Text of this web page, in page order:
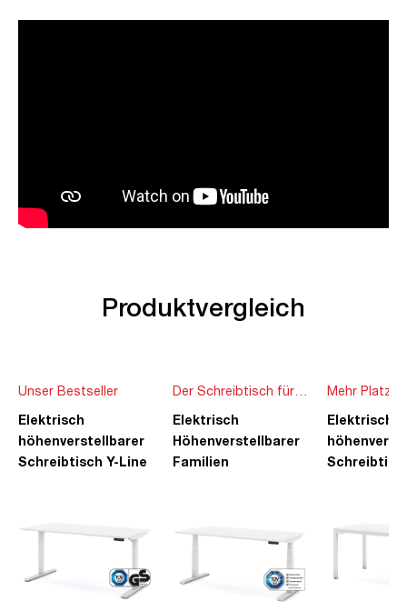
Produktvergleich
Unser Bestseller
Elektrisch
höhenverstellbarer
Schreibtisch Y-Line
Der Schreibtisch für
die ganze Familie
Elektrisch
Höhenverstellbarer
Familien
Mehr Platz
Ideen
Elektrisch